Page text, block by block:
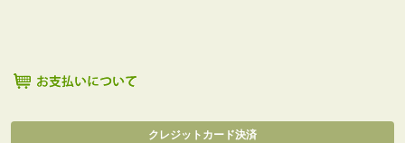
クレジットカード決済